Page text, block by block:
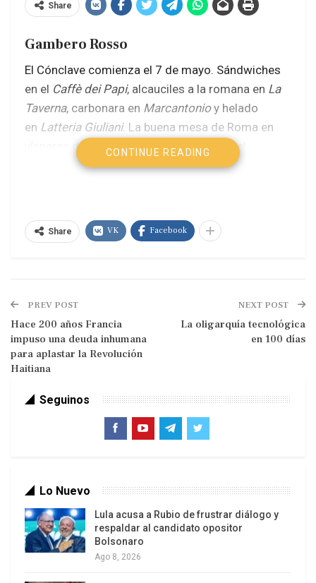
Share
Gambero Rosso
El Cónclave comienza el 7 de mayo. Sándwiches
en el Caffè dei Papi, alcauciles a la romana en La
Taverna, carbonara en Marcantonioy helado
en Latteria Giuliani. La buena mesa de Roma en
vísperas del conciliábulo del cual saldrá el
sucesor del fallecido Francisco.
cotidiana. Según informa el diario Corriere della
Museos Vaticanos y la Plaza de San Pedro , «para
tomar un bocadillo y una cerveza», después de la
misa del segundo día de
«Hoy me lo estoy tomando con calma», dice, pero
recuerda que «anoche con mi amigo el cardenal
Mario Zenari, de Verona, nuncio apostólico en
CONTINUE READING
Share VK Facebook
PREV POST
Hace 200 años Francia
impuso una deuda inhumana
para aplastar la Revolución
Haitiana
NEXT POST
La oligarquía tecnológica
en 100 días
Seguinos
Lo Nuevo
Lula acusa a Rubio de frustrar diálogo y
respaldar al candidato opositor
Bolsonaro
Ago 8, 2026